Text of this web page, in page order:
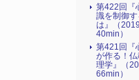
第422回『
識を制御
は』（
40min）
第421回『
が作る！
理学』（
66min）